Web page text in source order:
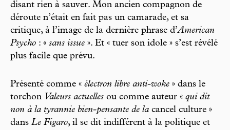
disant rien à sauver. Mon ancien compagnon de
déroute n’était en fait pas un camarade, et sa
critique, à l’image de la dernière phrase d’American
Psycho : « sans issue ». Et « tuer son idole » s’est révélé
plus facile que prévu.
Présenté comme « électron libre anti-woke » dans le
torchon Valeurs actuelles ou comme auteur « qui dit
non à la tyrannie bien-pensante de la cancel culture »
dans Le Figaro, il se dit indifférent à la politique et